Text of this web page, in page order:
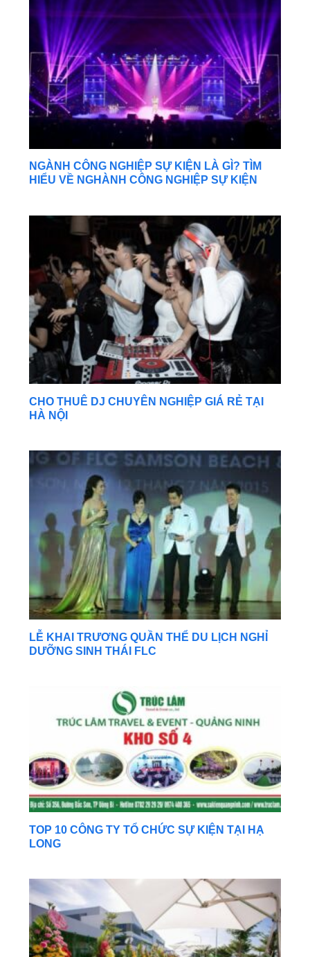
NGÀNH CÔNG NGHIỆP SỰ KIỆN LÀ GÌ? TÌM
HIỂU VỀ NGHÀNH CÔNG NGHIỆP SỰ KIỆN
CHO THUÊ DJ CHUYÊN NGHIỆP GIÁ RẺ TẠI
HÀ NỘI
LỄ KHAI TRƯƠNG QUẦN THỂ DU LỊCH NGHỈ
DƯỠNG SINH THÁI FLC
TOP 10 CÔNG TY TỔ CHỨC SỰ KIỆN TẠI HẠ
LONG